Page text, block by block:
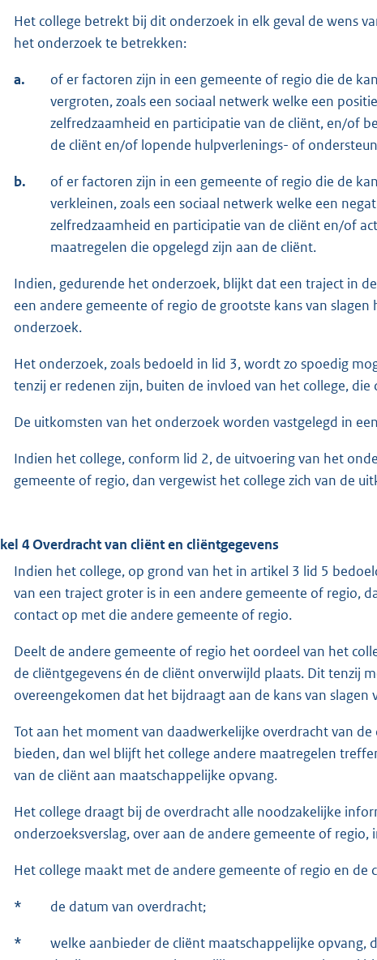
Het college betrekt bij dit onderzoek in elk geval de wens
het onderzoek te betrekken:
a.
of er factoren zijn in een gemeente of regio die de
vergroten, zoals een sociaal netwerk welke een
zelfredzaamheid en participatie van de cliënt, en/of
de cliënt en/of lopende hulpverlenings- of
b.
of er factoren zijn in een gemeente of regio die de
verkleinen, zoals een sociaal netwerk welke een
zelfredzaamheid en participatie van de cliënt en/of
maatregelen die opgelegd zijn aan de cliënt.
Indien, gedurende het onderzoek, blijkt dat een traject in
een andere gemeente of regio de grootste kans van
onderzoek.
Het onderzoek, zoals bedoeld in lid 3, wordt zo spoedig
tenzij er redenen zijn, buiten de invloed van het college,
De uitkomsten van het onderzoek worden vastgelegd in
Indien het college, conform lid 2, de uitvoering van het
gemeente of regio, dan vergewist het college zich van de
4 Overdracht van cliënt en cliëntgegevens
Indien het college, op grond van het in artikel 3 lid 5
van een traject groter is in een andere gemeente of regio,
contact op met die andere gemeente of regio.
Deelt de andere gemeente of regio het oordeel van het
de cliëntgegevens én de cliënt onverwijld plaats. Dit tenzij
overeengekomen dat het bijdraagt aan de kans van
Tot aan het moment van daadwerkelijke overdracht van
bieden, dan wel blijft het college andere maatregelen
van de cliënt aan maatschappelijke opvang.
Het college draagt bij de overdracht alle noodzakelijke
onderzoeksverslag, over aan de andere gemeente of regio,
Het college maakt met de andere gemeente of regio en de
* de datum van overdracht;
*
welke aanbieder de cliënt maatschappelijke